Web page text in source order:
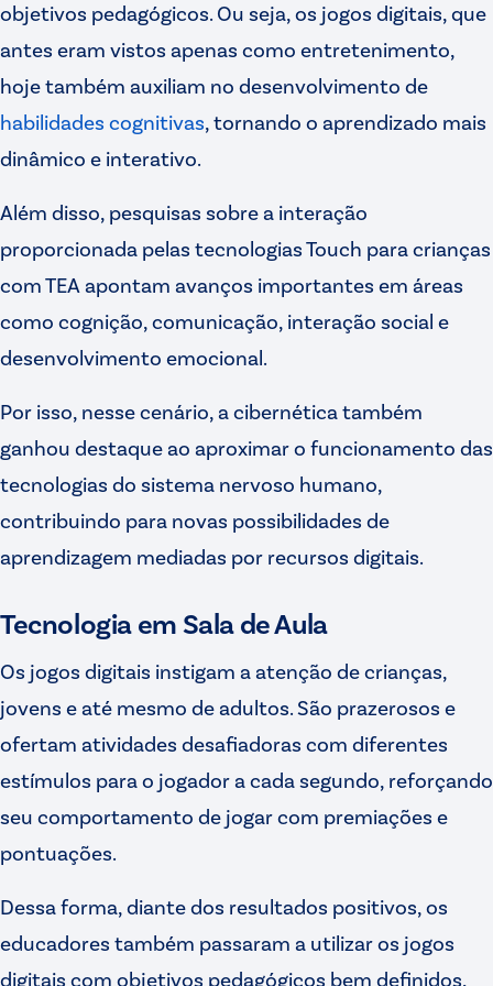
objetivos pedagógicos. Ou seja, os jogos digitais, que
antes eram vistos apenas como entretenimento,
hoje também auxiliam no desenvolvimento de
habilidades cognitivas, tornando o aprendizado mais
dinâmico e interativo.
Além disso, pesquisas sobre a interação
proporcionada pelas tecnologias Touch para crianças
com TEA apontam avanços importantes em áreas
como cognição, comunicação, interação social e
desenvolvimento emocional.
Por isso, nesse cenário, a cibernética também
ganhou destaque ao aproximar o funcionamento das
tecnologias do sistema nervoso humano,
contribuindo para novas possibilidades de
aprendizagem mediadas por recursos digitais.
Tecnologia em Sala de Aula
Os jogos digitais instigam a atenção de crianças,
jovens e até mesmo de adultos. São prazerosos e
ofertam atividades desafiadoras com diferentes
estímulos para o jogador a cada segundo, reforçando
seu comportamento de jogar com premiações e
pontuações.
Dessa forma, diante dos resultados positivos, os
educadores também passaram a utilizar os jogos
digitais com objetivos pedagógicos bem definidos,